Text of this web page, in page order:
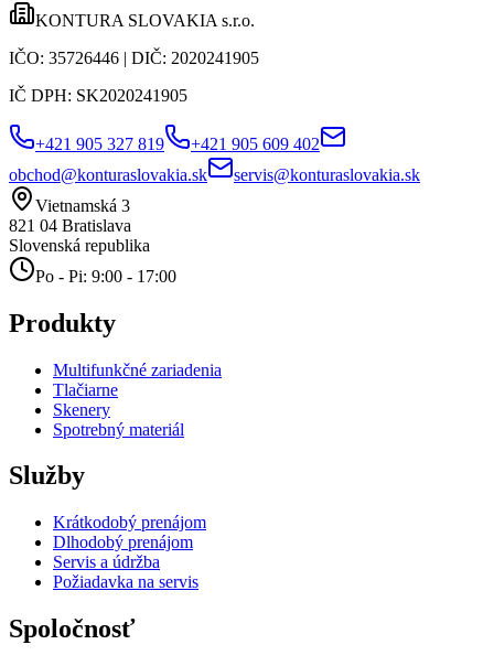
KONTURA SLOVAKIA s.r.o.
IČO: 35726446 | DIČ: 2020241905
IČ DPH: SK2020241905
+421 905 327 819
+421 905 609 402
obchod@konturaslovakia.sk
servis@konturaslovakia.sk
Vietnamská 3
821 04 Bratislava
Slovenská republika
Po - Pi: 9:00 - 17:00
Produkty
Multifunkčné zariadenia
Tlačiarne
Skenery
Spotrebný materiál
Služby
Krátkodobý prenájom
Dlhodobý prenájom
Servis a údržba
Požiadavka na servis
Spoločnosť